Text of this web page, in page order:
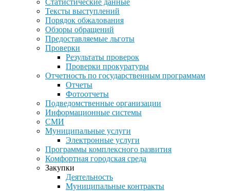
Статистические данные
Тексты выступлений
Порядок обжалования
Обзоры обращений
Предоставляемые льготы
Проверки
Результаты проверок
Проверки прокуратуры
Отчетность по государственным программам
Отчеты
Фотоотчеты
Подведомственные организации
Информационные системы
СМИ
Муниципальные услуги
Электронные услуги
Программы комплексного развития
Комфортная городская среда
Закупки
Деятельность
Муниципальные контракты